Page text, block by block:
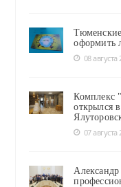
оформить
08 августа
Комплекс
открылся
07 августа